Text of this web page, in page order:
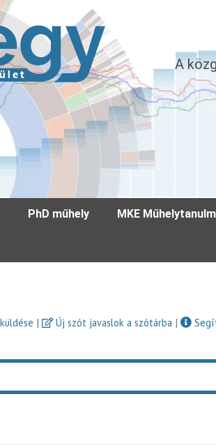
A
PhD műhely MKE
| Új szót javaslok a szótárba |